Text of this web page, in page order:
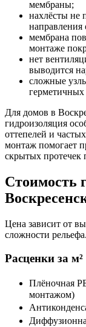
мембраны;
нахлёсты не
направления
мембрана
монтаже
нет
выводится
сложные
Для домов в
гидроизоляция
оттепелей и
монтаж помогает
скрытых протечек
Стоимость
Цена зависит от
сложности рельефа.
Расценки за м²
Плёночная
монтажом)